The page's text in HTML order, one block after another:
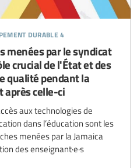
durable 4
menées par le syndicat
crucial de l'État et des
qualité pendant la
après celle-ci
aux technologies de
dans l’éducation sont les
menées par la Jamaica
des enseignant·e·s